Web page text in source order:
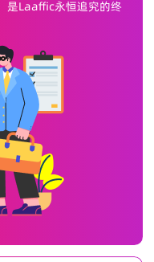
是Laaffic永恒追究的终